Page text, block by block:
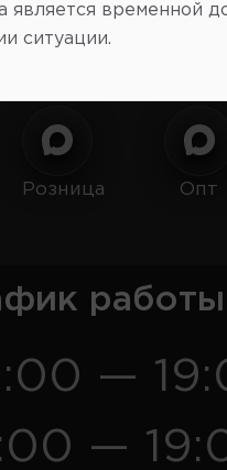
сети:
Розница Опт
—
—
является временной
ситуации.